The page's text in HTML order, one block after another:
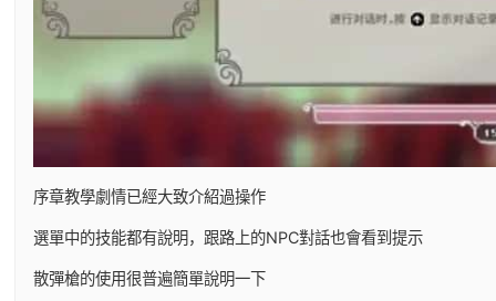
序章教學劇情已經大致介紹過操作
選單中的技能都有說明，跟路上的NPC對話也會看到提示
散彈槍的使用很普遍簡單說明一下